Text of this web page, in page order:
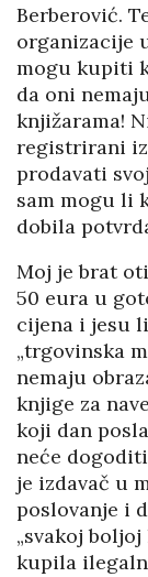
Berberović.
organizacije
mogu kupiti
da oni
knjižarama!
registrirani
prodavati
sam mogu li
dobila
Moj je brat
50 eura u
cijena i jesu
„trgovinska
nemaju
knjige za
koji dan
neće
je izdavač u
poslovanje i
„svakoj
kupila